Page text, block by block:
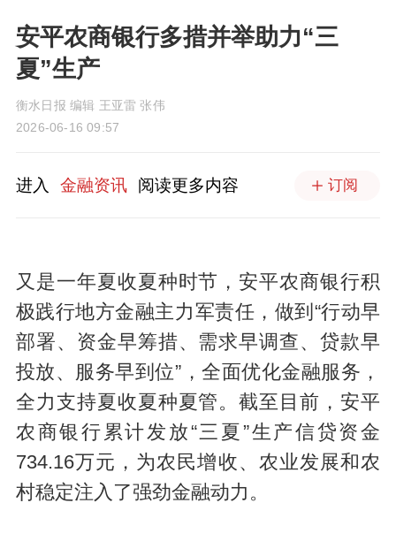
安平农商银行多措并举助力“三
夏”生产
衡水日报 编辑 王亚雷 张伟
2026-06-16 09:57
进入 金融资讯 阅读更多内容 订阅
又是一年夏收夏种时节，安平农商银行积
极践行地方金融主力军责任，做到“行动早
部署、资金早筹措、需求早调查、贷款早
投放、服务早到位”，全面优化金融服务，
全力支持夏收夏种夏管。截至目前，安平
农商银行累计发放“三夏”生产信贷资金
734.16万元，为农民增收、农业发展和农
村稳定注入了强劲金融动力。